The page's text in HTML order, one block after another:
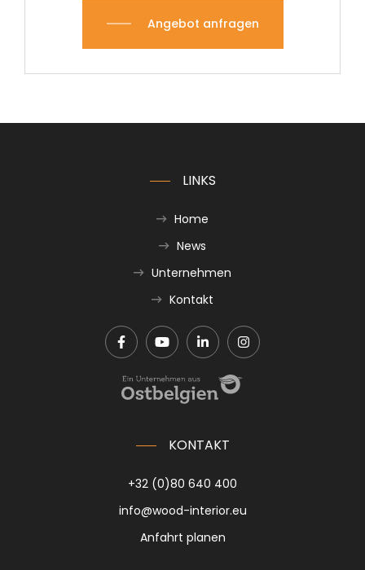
Angebot anfragen
LINKS
Home
News
Unternehmen
Kontakt
KONTAKT
+32 (0)80 640 400
info@wood-interior.eu
Anfahrt planen